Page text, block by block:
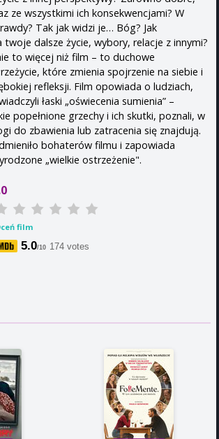
ze wszystkimi ich konsekwencjami? W
Tak jak widzi je… Bóg? Jak
twoje dalsze życie, wybory, relacje z innymi?
to więcej niż film – to duchowe
które zmienia spojrzenie na siebie i
refleksji. Film opowiada o ludziach,
łaski „oświecenia sumienia” –
popełnione grzechy i ich skutki, poznali, w
do zbawienia lub zatracenia się znajdują.
bohaterów filmu i zapowiada
„wielkie ostrzeżenie".
film
5.0/10 174 votes